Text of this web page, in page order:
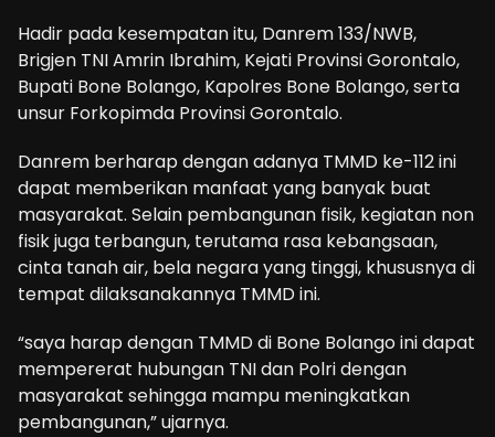
Hadir pada kesempatan itu, Danrem 133/NWB,
Brigjen TNI Amrin Ibrahim, Kejati Provinsi Gorontalo,
Bupati Bone Bolango, Kapolres Bone Bolango, serta
unsur Forkopimda Provinsi Gorontalo.
Danrem berharap dengan adanya TMMD ke-112 ini
dapat memberikan manfaat yang banyak buat
masyarakat. Selain pembangunan fisik, kegiatan non
fisik juga terbangun, terutama rasa kebangsaan,
cinta tanah air, bela negara yang tinggi, khususnya di
tempat dilaksanakannya TMMD ini.
“saya harap dengan TMMD di Bone Bolango ini dapat
mempererat hubungan TNI dan Polri dengan
masyarakat sehingga mampu meningkatkan
pembangunan,” ujarnya.